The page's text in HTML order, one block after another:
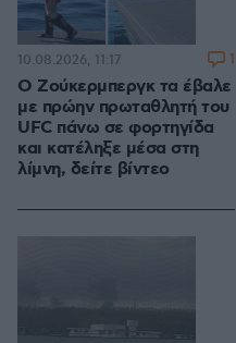
Ο Ζούκερμπεργκ τα έβαλε
με πρώην πρωταθλητή του
UFC πάνω σε φορτηγίδα
και κατέληξε μέσα στη
λίμνη, δείτε βίντεο
10.08.2026, 11:17 1